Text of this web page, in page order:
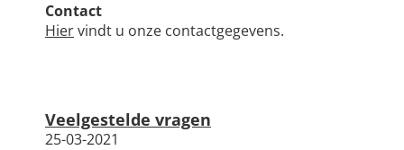
Contact
Hiervindt u onze contactgegevens.
Veelgestelde vragen
25-03-2021